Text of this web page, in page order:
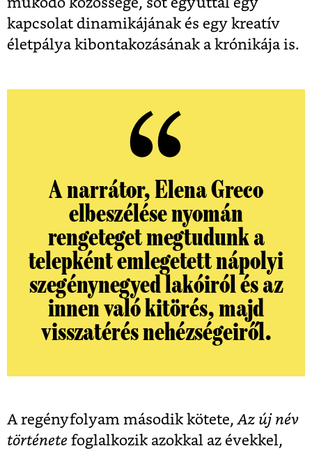
működő közösségé, sőt egyúttal egy
kapcsolat dinamikájának és egy kreatív
életpálya kibontakozásának a krónikája is.
A narrátor, Elena Greco
elbeszélése nyomán
rengeteget megtudunk a
telepként emlegetett nápolyi
szegénynegyed lakóiról és az
innen való kitörés, majd
visszatérés nehézségeiről.
A regényfolyam második kötete, Az új név
története foglalkozik azokkal az évekkel,